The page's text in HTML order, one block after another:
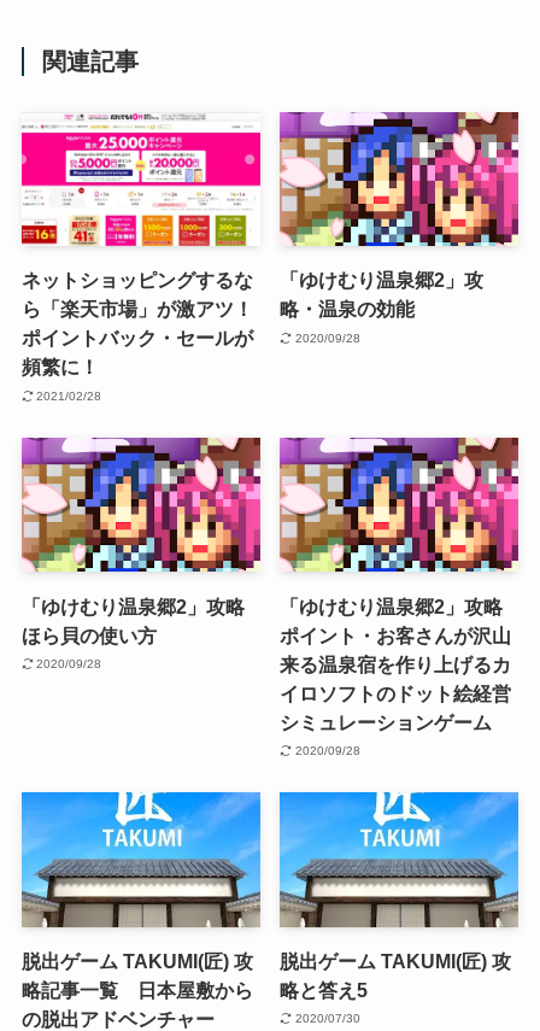
関連記事
ネットショッピングするな
ら「楽天市場」が激アツ！
ポイントバック・セールが
頻繁に！
2021/02/28
「ゆけむり温泉郷2」攻
略・温泉の効能
2020/09/28
「ゆけむり温泉郷2」攻略
ほら貝の使い方
2020/09/28
「ゆけむり温泉郷2」攻略
ポイント・お客さんが沢山
来る温泉宿を作り上げるカ
イロソフトのドット絵経営
シミュレーションゲーム
2020/09/28
脱出ゲーム TAKUMI(匠) 攻
略記事一覧 日本屋敷から
の脱出アドベンチャー
脱出ゲーム TAKUMI(匠) 攻
略と答え5
2020/07/30